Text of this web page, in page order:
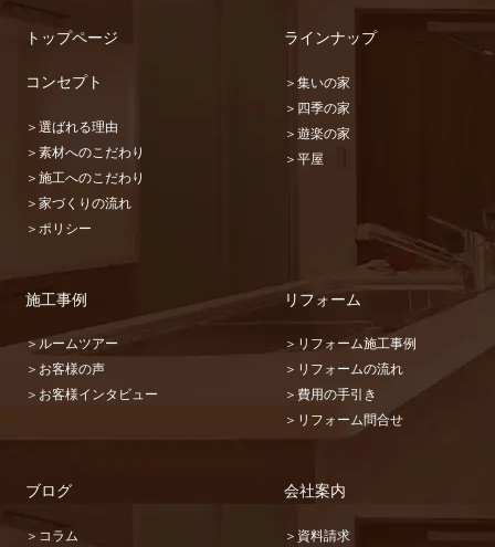
トップページ
コンセプト
＞選ばれる理由
＞素材へのこだわり
＞施工へのこだわり
＞家づくりの流れ
＞ポリシー
ラインナップ
＞集いの家
＞四季の家
＞遊楽の家
＞平屋
施工事例
＞ルームツアー
＞お客様の声
＞お客様インタビュー
リフォーム
＞リフォーム施工事例
＞リフォームの流れ
＞費用の手引き
＞リフォーム問合せ
ブログ
＞コラム
会社案内
＞資料請求